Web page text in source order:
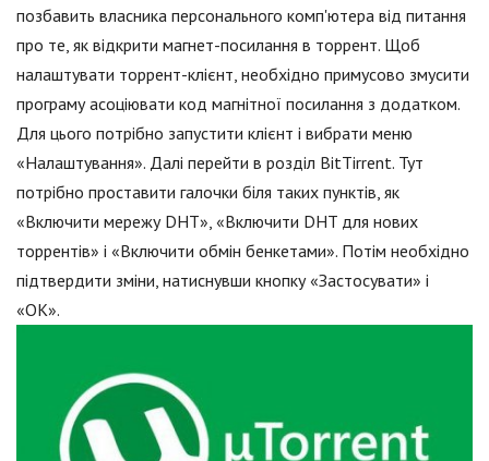
позбавить власника персонального комп'ютера від питання
про те, як відкрити магнет-посилання в торрент. Щоб
налаштувати торрент-клієнт, необхідно примусово змусити
програму асоціювати код магнітної посилання з додатком.
Для цього потрібно запустити клієнт і вибрати меню
«Налаштування». Далі перейти в розділ BitTirrent. Тут
потрібно проставити галочки біля таких пунктів, як
«Включити мережу DHT», «Включити DHT для нових
торрентів» і «Включити обмін бенкетами». Потім необхідно
підтвердити зміни, натиснувши кнопку «Застосувати» і
«ОК».